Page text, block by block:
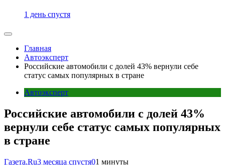
1 день спустя
Главная
Автоэксперт
Российские автомобили с долей 43% вернули себе
статус самых популярных в стране
Автоэксперт
Российские автомобили с долей 43%
вернули себе статус самых популярных
в стране
Газета.Ru3 месяца спустя01 минуты